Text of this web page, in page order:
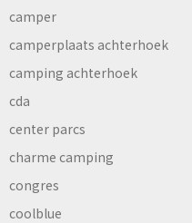
camper
camperplaats achterhoek
camping achterhoek
cda
center parcs
charme camping
congres
coolblue